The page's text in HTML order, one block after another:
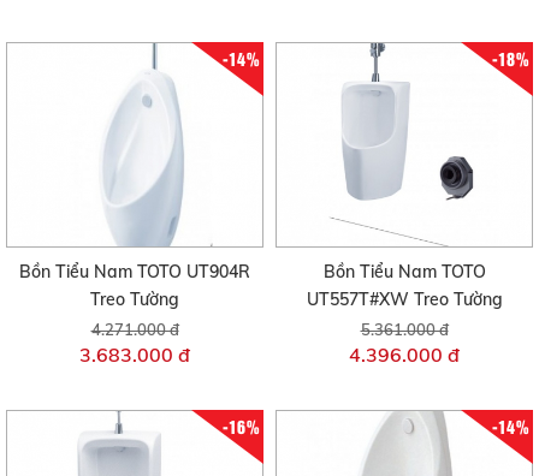
-14%
Bồn Tiểu Nam TOTO UT904R
Treo Tường
4.271.000 đ
3.683.000 đ
-18%
Bồn Tiểu Nam TOTO
UT557T#XW Treo Tường
5.361.000 đ
4.396.000 đ
-16% -14%